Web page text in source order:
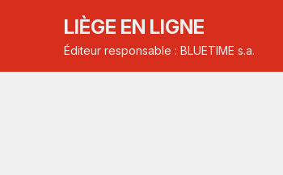
LIÈGE EN LIGNE
Éditeur responsable : BLUETIME s.a.